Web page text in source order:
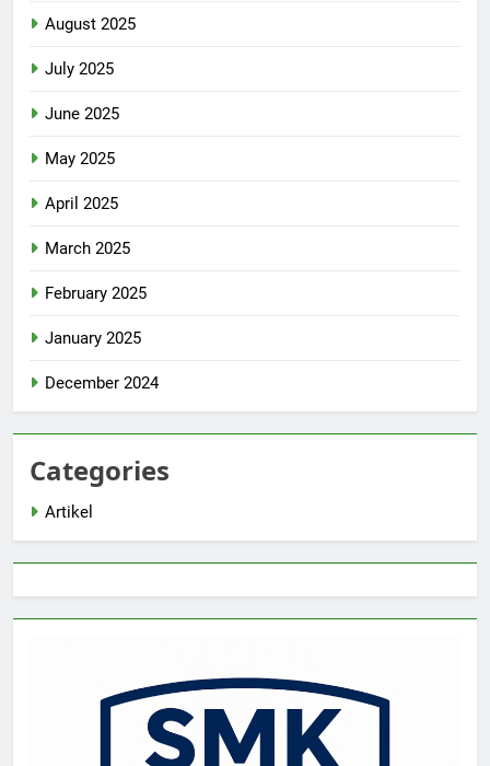
August 2025
July 2025
June 2025
May 2025
April 2025
March 2025
February 2025
January 2025
December 2024
Categories
Artikel